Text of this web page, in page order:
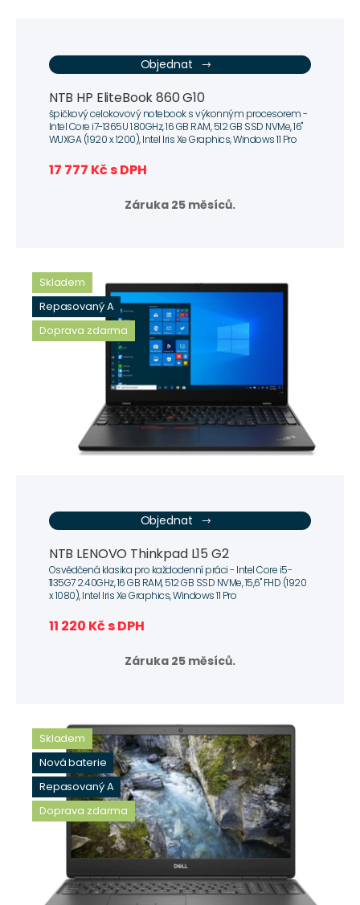
Objednat
NTB HP EliteBook 860 G10
špičkový celokovový notebook s výkonným procesorem -
Intel Core i7-1365U 1.80GHz, 16 GB RAM, 512 GB SSD NVMe, 16"
WUXGA (1920 x 1200), Intel Iris Xe Graphics, Windows 11 Pro
17 777 Kč s DPH
Záruka 25 měsíců.
Skladem
Repasovaný A
Doprava zdarma
Objednat
NTB LENOVO Thinkpad L15 G2
Osvědčená klasika pro každodenní práci - Intel Core i5-
1135G7 2.40GHz, 16 GB RAM, 512 GB SSD NVMe, 15,6" FHD (1920
x 1080), Intel Iris Xe Graphics, Windows 11 Pro
11 220 Kč s DPH
Záruka 25 měsíců.
Skladem
Nová baterie
Repasovaný A
Doprava zdarma